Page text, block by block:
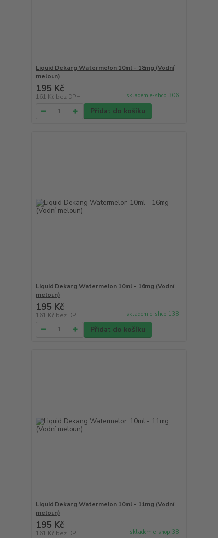
Liquid Dekang Watermelon 10ml - 18mg (Vodní
meloun)
195 Kč
161 Kč bez DPH skladem e-shop 306
Přidat do košíku
Liquid Dekang Watermelon 10ml - 16mg (Vodní
meloun)
195 Kč
161 Kč bez DPH skladem e-shop 138
Přidat do košíku
Liquid Dekang Watermelon 10ml - 11mg (Vodní
meloun)
195 Kč
161 Kč bez DPH skladem e-shop 38